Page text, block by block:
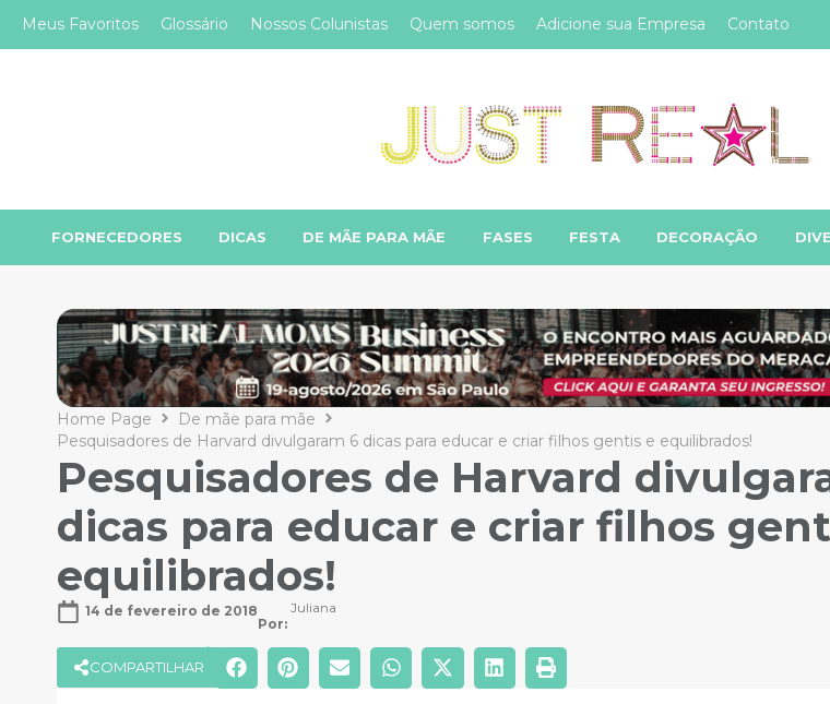
Meus Favoritos Glossário Nossos Colunistas Quem somos Adicione sua Empresa Contato
FORNECEDORES DICAS DE MÃE PARA MÃE FASES FESTA DECORAÇÃO
Home Page
De mãe para mãe
Pesquisadores de Harvard divulgaram 6 dicas para educar e criar filhos gentis e equilibrados!
Pesquisadores de Harvard
dicas para educar e criar filhos
equilibrados!
14 de fevereiro de 2018
Por:
Juliana
COMPARTILHAR